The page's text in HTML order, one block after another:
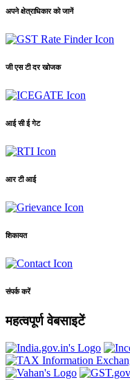
अपने क्षेत्राधिकार को जानें
जी एस टी दर खोजक
आई सी ई गेट
आर टी आई
शिकायत
संपर्क करें
महत्वपूर्ण वेबसाइटें